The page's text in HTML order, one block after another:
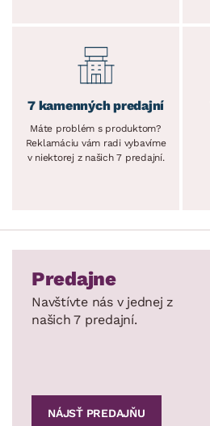
7 kamenných predajní
Máte problém s produktom?
Reklamáciu vám radi vybavíme
v niektorej z našich 7 predajní.
Predajne
Navštívte nás v jednej z
našich 7 predajní.
NÁJSŤ PREDAJŇU